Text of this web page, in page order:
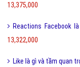
13,375,000
Reactions Facebook
13,322,000
Like là gì và tầm quan